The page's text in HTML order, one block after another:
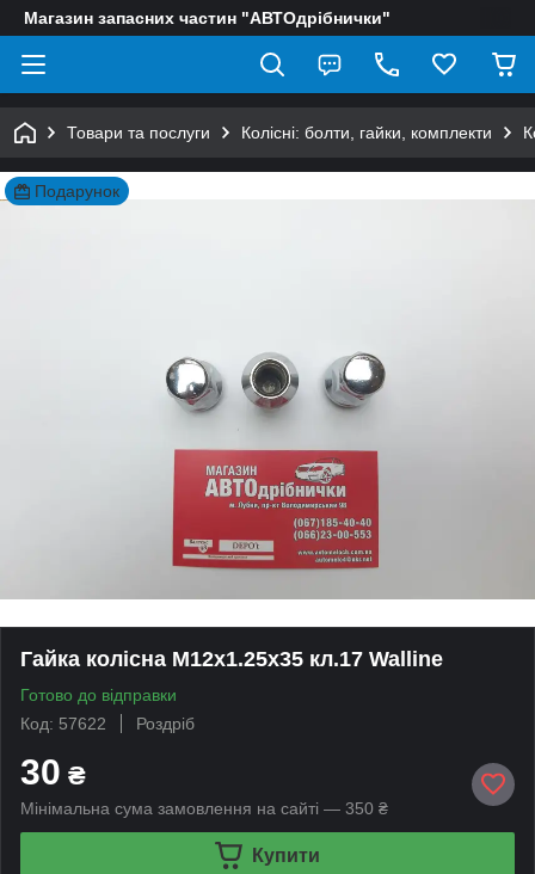
Магазин запасних частин "АВТОдрібнички"
Товари та послуги Колісні: болти, гайки, комплекти
Подарунок
Гайка колісна М12х1.25х35 кл.17 Walline
Готово до відправки
Код: 57622
Роздріб
30 ₴
Мінімальна сума замовлення на сайті — 350 ₴
Купити